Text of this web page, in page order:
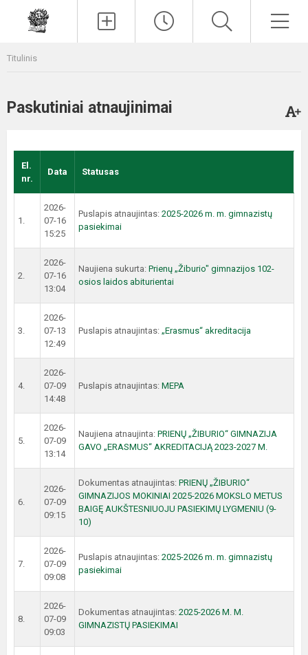
Titulinis
Paskutiniai atnaujinimai
El.
nr.
Data Statusas
1.
2026-
07-16
15:25
Puslapis atnaujintas: 2025-2026 m. m. gimnazistų
pasiekimai
2.
2026-
07-16
13:04
Naujiena sukurta: Prienų „Žiburio" gimnazijos 102-
osios laidos abiturientai
3.
2026-
07-13
12:49
Puslapis atnaujintas: „Erasmus“ akreditacija
4.
2026-
07-09
14:48
Puslapis atnaujintas: MEPA
5.
2026-
07-09
13:14
Naujiena atnaujinta: PRIENŲ „ŽIBURIO“ GIMNAZIJA
GAVO „ERASMUS“ AKREDITACIJĄ 2023-2027 M.
6.
2026-
07-09
09:15
Dokumentas atnaujintas: PRIENŲ „ŽIBURIO“
GIMNAZIJOS MOKINIAI 2025-2026 MOKSLO METUS
BAIGĘ AUKŠTESNIUOJU PASIEKIMŲ LYGMENIU (9-
10)
7.
2026-
07-09
09:08
Puslapis atnaujintas: 2025-2026 m. m. gimnazistų
pasiekimai
8.
2026-
07-09
09:03
Dokumentas atnaujintas: 2025-2026 M. M.
GIMNAZISTŲ PASIEKIMAI